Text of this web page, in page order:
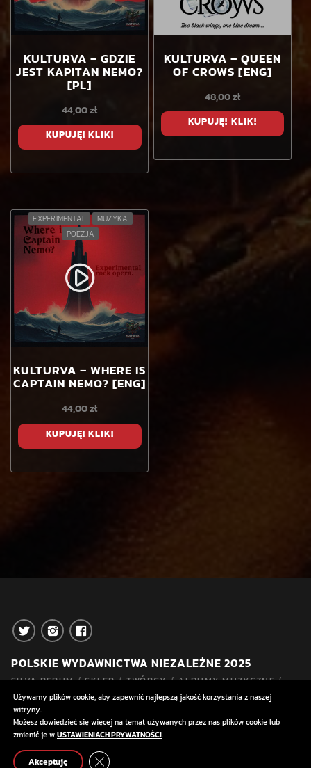
KULTURVA – GDZIE
JEST KAPITAN NEMO?
[PL]
44,00zł
KUPUJĘ! KLIK!
KULTURVA – QUEEN
OF CROWS [ENG]
48,00zł
KUPUJĘ! KLIK!
play_circle_filled
EXPERIMENTAL
MUZYKA
POEZJA
KULTURVA – WHERE IS
CAPTAIN NEMO? [ENG]
44,00zł
KUPUJĘ! KLIK!
POLSKIE WYDAWNICTWA NIEZALEŻNE 2025
SILVA RERUM SKLEP TWÓRCY
ALBUMY MUZYCZNE
AUDYCJE (PODCASTY)
0 PRODUKTÓW
0,00 ZŁ
DYSTRYBUCJA
Używamy plików cookie, aby zapewnić najlepszą jakość korzystania z naszej
witryny.
Możesz dowiedzieć się więcej na temat używanych przez nas plików cookie lub
zmienić je wUSTAWIENIACH PRYWATNOŚCI.
Akceptuję CLOSE GDPR COOKIE BANNER